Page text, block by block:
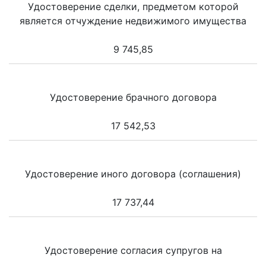
Удостоверение сделки, предметом которой
является отчуждение недвижимого имущества
9 745,85
Удостоверение брачного договора
17 542,53
Удостоверение иного договора (соглашения)
17 737,44
Удостоверение согласия супругов на